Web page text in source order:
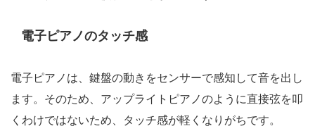
電子ピアノのタッチ感
電子ピアノは、鍵盤の動きをセンサーで感知して音を出し
ます。そのため、アップライトピアノのように直接弦を叩
くわけではないため、タッチ感が軽くなりがちです。